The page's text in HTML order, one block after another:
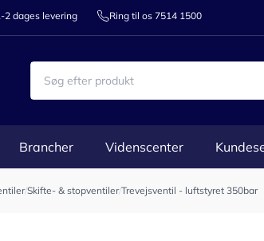
2 dages levering Ring til os 7514 1500
Brancher Videnscenter
/Skifte- & stopventiler/Trevejsventil - luftstyret 350bar